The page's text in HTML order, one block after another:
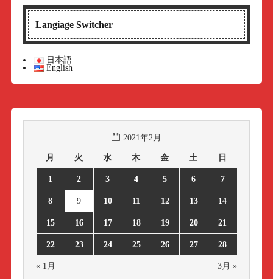
Langiage Switcher
日本語
English
2021年2月
月 火 水 木 金 土 日
1 2 3 4 5 6 7
8 9 10 11 12 13 14
15 16 17 18 19 20 21
22 23 24 25 26 27 28
« 1月 3月 »